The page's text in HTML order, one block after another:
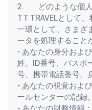
2.          どのよう
TT TRAVELとして
一環として、さまざ
ータを処理すること
- あなたの身分およ
姓、ID番号、パスポ
号、携帯電話番号、
- あなたの視覚およ
ールセンターの記録。
- あなたの財務情報